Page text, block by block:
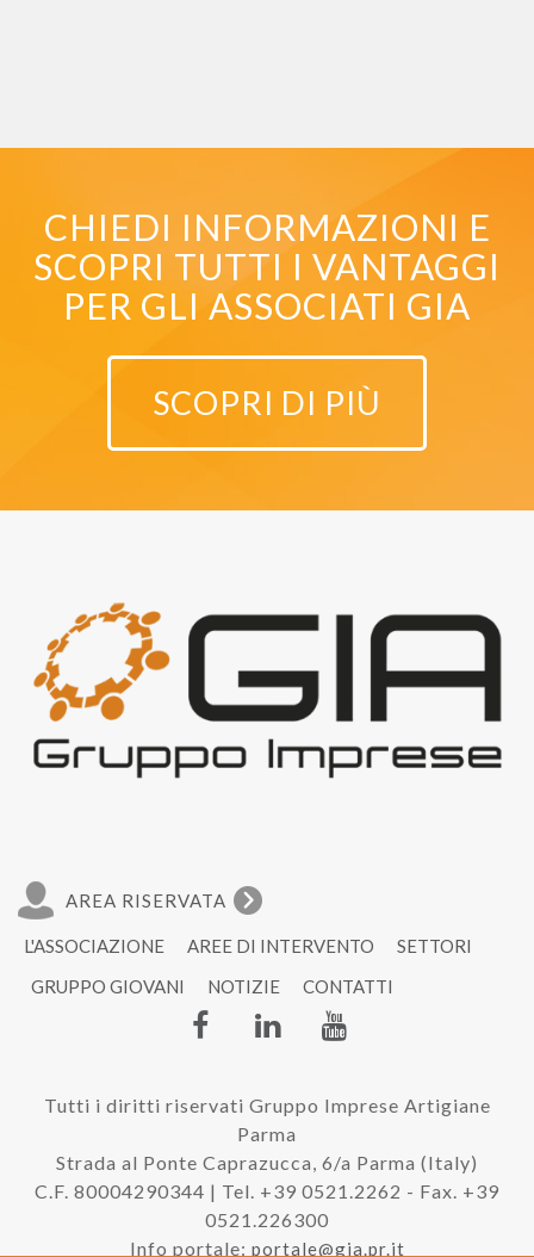
CHIEDI INFORMAZIONI E
SCOPRI TUTTI I VANTAGGI
PER GLI ASSOCIATI GIA
SCOPRI DI PIÙ
AREA RISERVATA
L'ASSOCIAZIONE AREE DI INTERVENTO
SETTORI
GRUPPO GIOVANI
NOTIZIE CONTATTI
Tutti i diritti riservati Gruppo Imprese Artigiane
Parma
Strada al Ponte Caprazucca, 6/a Parma (Italy)
C.F. 80004290344 | Tel. +39 0521.2262 - Fax. +39
0521.226300
Info portale: portale@gia.pr.it